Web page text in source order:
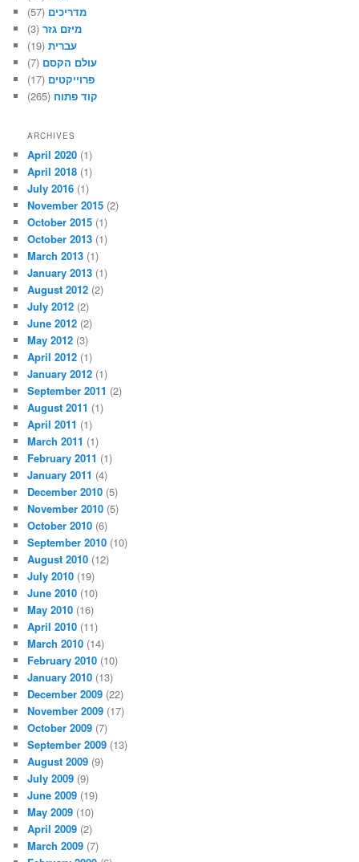
מדריכים (57)
מיזם גזר(3)
עברית(19)
עולם הקסם (7)
פרוייקטים (17)
קוד פתוח (265)
ARCHIVES
April 2020 (1)
April 2018 (1)
July 2016 (1)
November 2015 (2)
October 2015 (1)
October 2013 (1)
March 2013 (1)
January 2013 (1)
August 2012 (2)
July 2012 (2)
June 2012 (2)
May 2012 (3)
April 2012 (1)
January 2012 (1)
September 2011 (2)
August 2011 (1)
April 2011 (1)
March 2011 (1)
February 2011 (1)
January 2011 (4)
December 2010 (5)
November 2010 (5)
October 2010 (6)
September 2010 (10)
August 2010 (12)
July 2010 (19)
June 2010 (10)
May 2010 (16)
April 2010 (11)
March 2010 (14)
February 2010 (10)
January 2010 (13)
December 2009 (22)
November 2009 (17)
October 2009 (7)
September 2009 (13)
August 2009 (9)
July 2009 (9)
June 2009 (19)
May 2009 (10)
April 2009 (2)
March 2009 (7)